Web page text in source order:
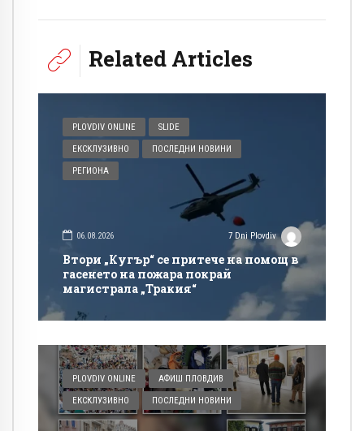
Related Articles
PLOVDIV ONLINE SLIDE
ЕКСКЛУЗИВНО ПОСЛЕДНИ НОВИНИ
РЕГИОНА
06.08.2026 7 Dni Plovdiv
Втори „Кугър“ се притече на помощ в
гасенето на пожара покрай
магистрала „Тракия“
PLOVDIV ONLINE АФИШ ПЛОВДИВ
ЕКСКЛУЗИВНО ПОСЛЕДНИ НОВИНИ